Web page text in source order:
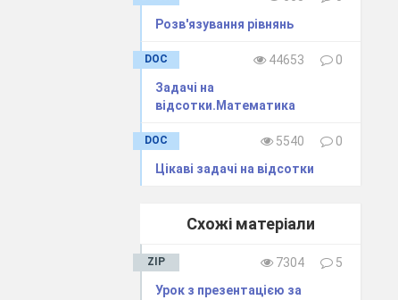
Розв'язування рівнянь
DOC 44653
0
Задачі на
відсотки.Математика
DOC 5540
0
Цікаві задачі на відсотки
Схожі матеріали
ZIP 7304
5
Урок з презентацією за